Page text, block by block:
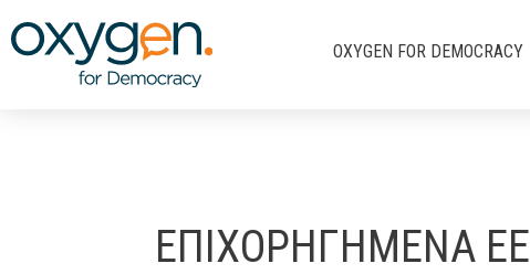
στο
περιεχόμενο
OXYGEN FOR DEMOCRACY
ΕΠΙΧΟΡΗΓΗΜΕΝΑ ΕΕ